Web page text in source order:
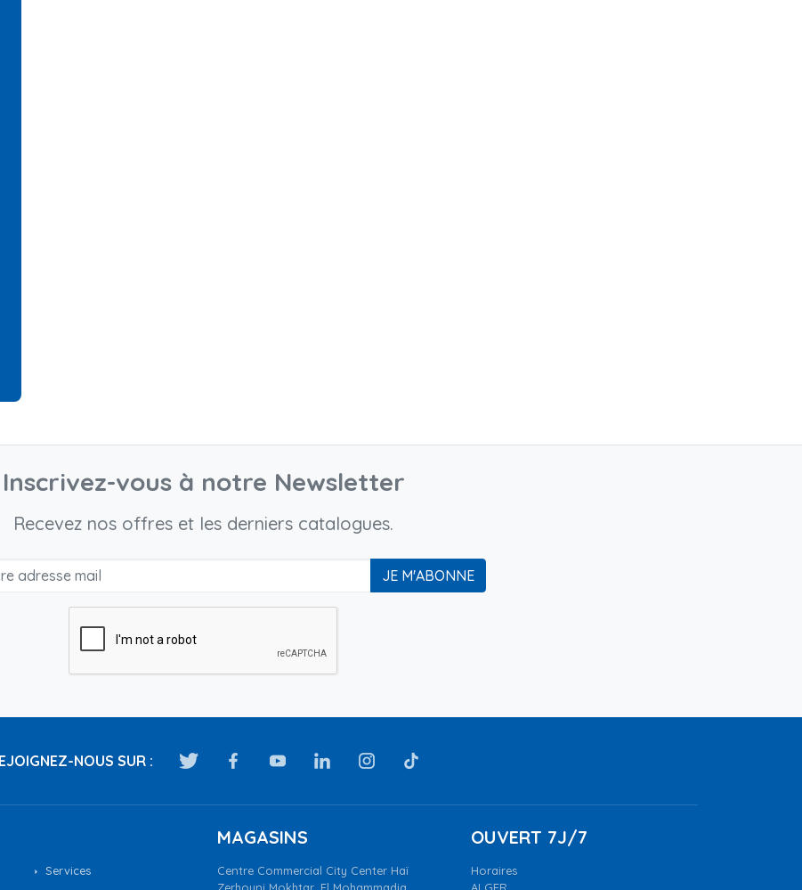
Inscrivez-vous à notre Newsletter
Recevez nos offres et les derniers catalogues.
JE M'ABONNE
NOUS SUR :
Services
MAGASINS
Centre Commercial City Center Haï
OUVERT 7J/7
Horaires